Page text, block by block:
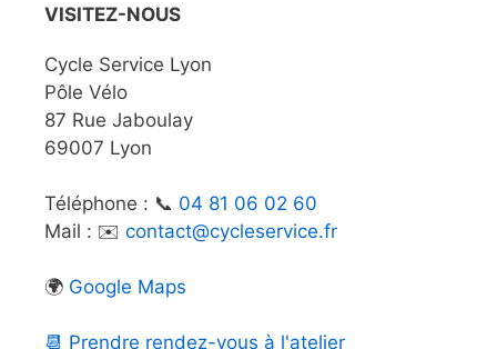
VISITEZ-NOUS
Cycle Service Lyon
Pôle Vélo
87 Rue Jaboulay
69007 Lyon
Téléphone : 📞 04 81 06 02 60
Mail : ✉️ contact@cycleservice.fr
🌍 Google Maps
📆 Prendre rendez-vous à l'atelier